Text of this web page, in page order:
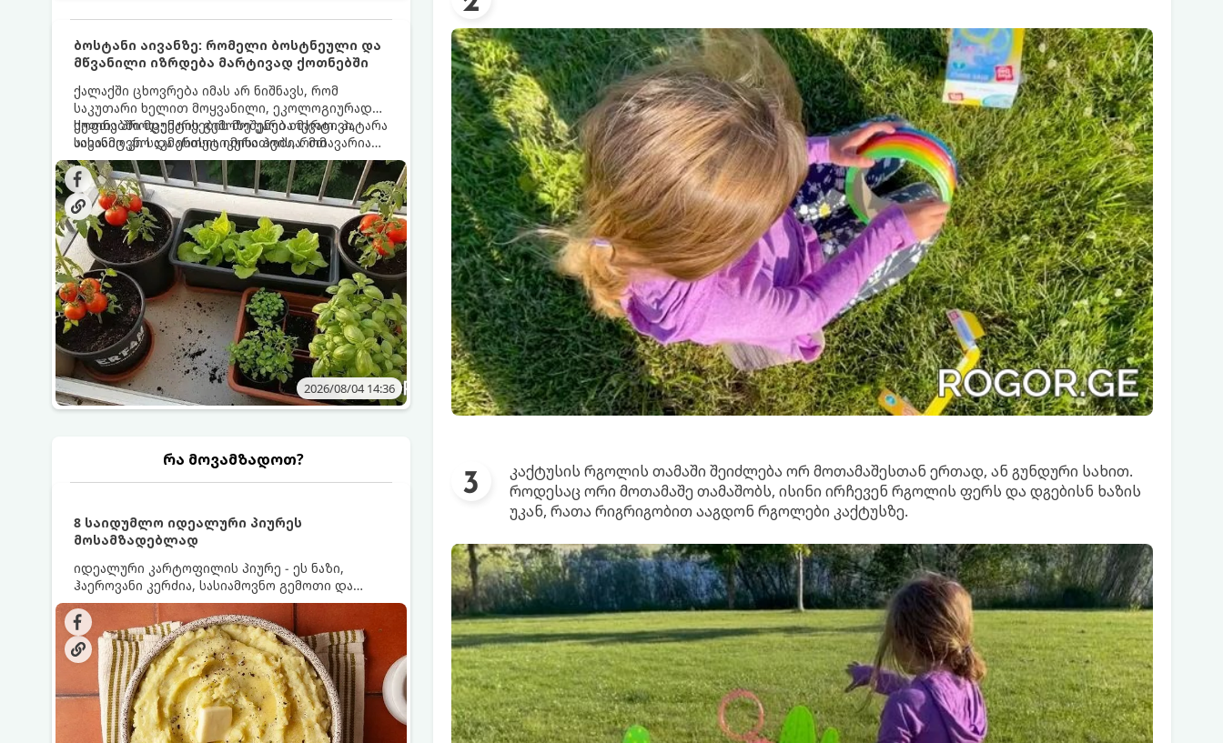
ბოსტანი აივანზე: რომელი ბოსტნეული და
მწვანილი იზრდება მარტივად ქოთნებში
ქალაქში ცხოვრება იმას არ ნიშნავს, რომ
საკუთარი ხელით მოყვანილი, ეკოლოგიურად
სუფთა პროდუქტის გემოზე უარი თქვათ. პატარა
აივანიც კი საკმარისია იმისათვის, რომ
მოიწყოთ მინი-ბოსტანი, საიდანაც
ყოველდღიურად ახალ, არომატულ მწვანილსა
და ბოსტნეულს მოკრეფთ.
ქოთნებში მცენარეების მოშენება მარტივი,
სასიამოვნო და ესთეტიკური ჰობია. მთავარია
იცოდეთ, რომელი კულტურები ეგუებიან
ქოთნის პირობებს ყველაზე კარგად და როგორ
მოუაროთ მათ სწორად.
2026/08/04 14:36
რა მოვამზადოთ?
8 საიდუმლო იდეალური პიურეს
მოსამზადებლად
იდეალური კარტოფილის პიურე - ეს ნაზი,
ჰაეროვანი კერძია, სასიამოვნო გემოთი და
ნაღების-მოყვითალო ფერით. მისი მომზადება
ძალიან მარტივია, მაგრამ არსებობს რამდენიმე
საიდუმლო, რომლებიც უნდა იცოდეთ, რომ
პიურე იდეალურად გემრიელი გამოვიდეს.
კაქტუსის რგოლის თამაში შეიძლება ორ მოთამაშესთან ერთად, ან გუნდური სახით.
როდესაც ორი მოთამაშე თამაშობს, ისინი ირჩევენ რგოლის ფერს და დგებისნ ხაზის
უკან, რათა რიგრიგობით ააგდონ რგოლები კაქტუსზე.